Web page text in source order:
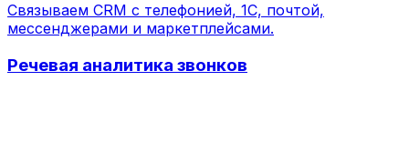
Связываем CRM с телефонией, 1С, почтой,
мессенджерами и маркетплейсами.
Речевая аналитика звонков